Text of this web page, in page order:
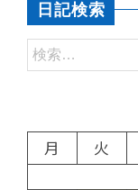
日記検索
月
火